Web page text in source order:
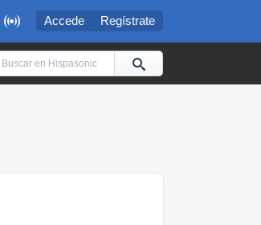
 Accede Regístrate